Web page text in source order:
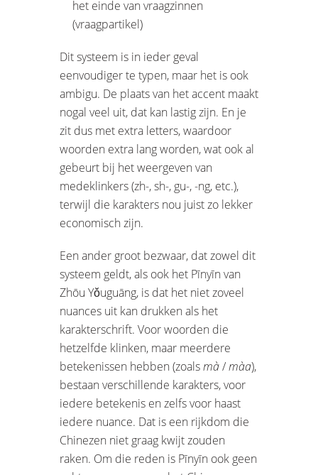
het einde van vraagzinnen
(vraagpartikel)
Dit systeem is in ieder geval
eenvoudiger te typen, maar het is ook
ambigu. De plaats van het accent maakt
nogal veel uit, dat kan lastig zijn. En je
zit dus met extra letters, waardoor
woorden extra lang worden, wat ook al
gebeurt bij het weergeven van
medeklinkers (zh-, sh-, gu-, -ng, etc.),
terwijl die karakters nou juist zo lekker
economisch zijn.
Een ander groot bezwaar, dat zowel dit
systeem geldt, als ook het Pīnyīn van
Zhōu Yǒuguāng, is dat het niet zoveel
nuances uit kan drukken als het
karakterschrift. Voor woorden die
hetzelfde klinken, maar meerdere
betekenissen hebben (zoalsmà/màa),
bestaan verschillende karakters, voor
iedere betekenis en zelfs voor haast
iedere nuance. Dat is een rijkdom die
Chinezen niet graag kwijt zouden
raken. Om die reden is Pīnyīn ook geen